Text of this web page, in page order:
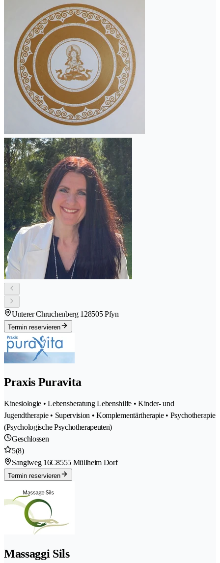
Unterer Chruchenberg 128505 Pfyn
Termin reservieren
Praxis Puravita
Kinesiologie • Lebensberatung Lebenshilfe • Kinder- und
Jugendtherapie • Supervision • Komplementärtherapie • Psychotherapie
(Psychologische Psychotherapeuten)
Geschlossen
5(8)
Sangiweg 16C8555 Müllheim Dorf
Termin reservieren
Massaggi Sils